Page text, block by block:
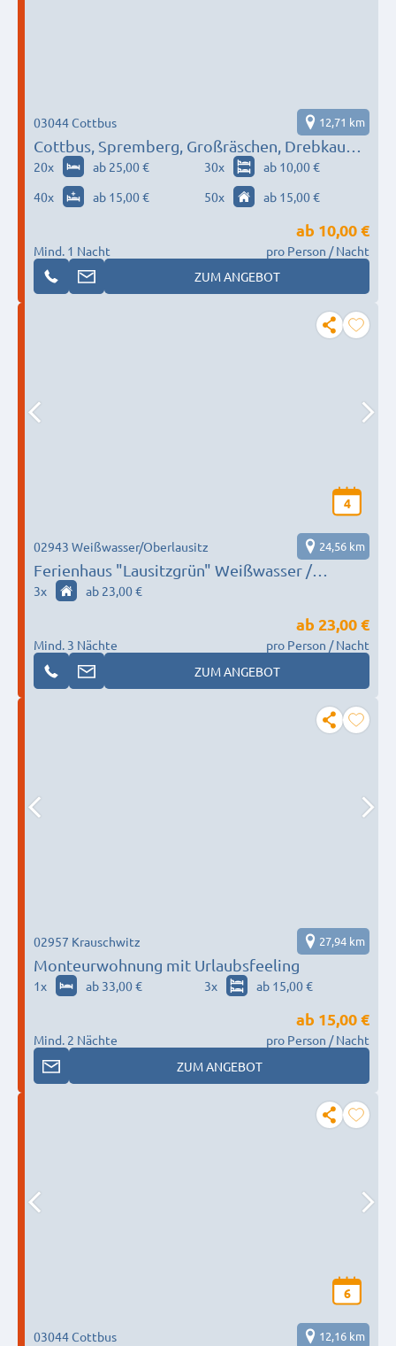
Cottbus, Spremberg, Großräschen, Drebkau…
03044 Cottbus 12,71 km
20x ab 25,00 € 30x
ab 10,00 €
40x ab 15,00 € 50x ab 15,00 €
Mind. 1 Nacht
ab 10,00 €
pro Person / Nacht
ZUM ANGEBOT
4
Ferienhaus "Lausitzgrün" Weißwasser /
Cottbus
02943 Weißwasser/Oberlausitz 24,56 km
3x ab 23,00 €
Mind. 3 Nächte
ab 23,00 €
pro Person / Nacht
ZUM ANGEBOT
Monteurwohnung mit Urlaubsfeeling
02957 Krauschwitz 27,94 km
1x ab 33,00 € 3x ab 15,00 €
Mind. 2 Nächte
ab 15,00 €
pro Person / Nacht
ZUM ANGEBOT
6
03044 Cottbus 12,16 km